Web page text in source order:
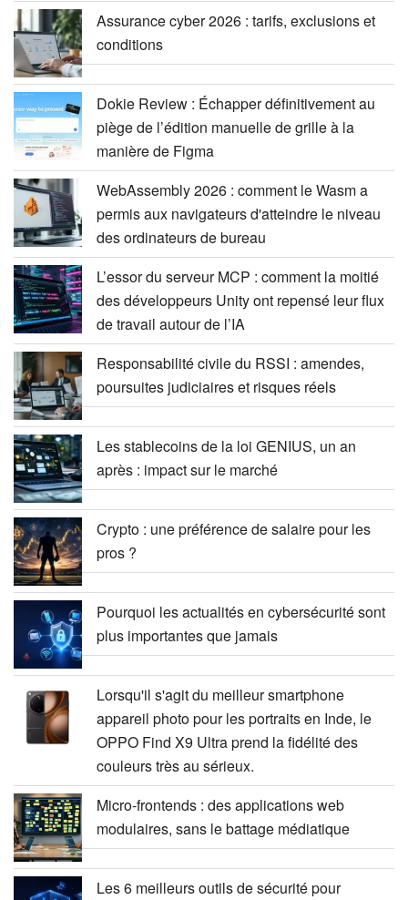
Assurance cyber 2026 : tarifs, exclusions et
conditions
Dokie Review : Échapper définitivement au
piège de l’édition manuelle de grille à la
manière de Figma
WebAssembly 2026 : comment le Wasm a
permis aux navigateurs d'atteindre le niveau
des ordinateurs de bureau
L’essor du serveur MCP : comment la moitié
des développeurs Unity ont repensé leur flux
de travail autour de l’IA
Responsabilité civile du RSSI : amendes,
poursuites judiciaires et risques réels
Les stablecoins de la loi GENIUS, un an
après : impact sur le marché
Crypto : une préférence de salaire pour les
pros ?
Pourquoi les actualités en cybersécurité sont
plus importantes que jamais
Lorsqu'il s'agit du meilleur smartphone
appareil photo pour les portraits en Inde, le
OPPO Find X9 Ultra prend la fidélité des
couleurs très au sérieux.
Micro-frontends : des applications web
modulaires, sans le battage médiatique
Les 6 meilleurs outils de sécurité pour